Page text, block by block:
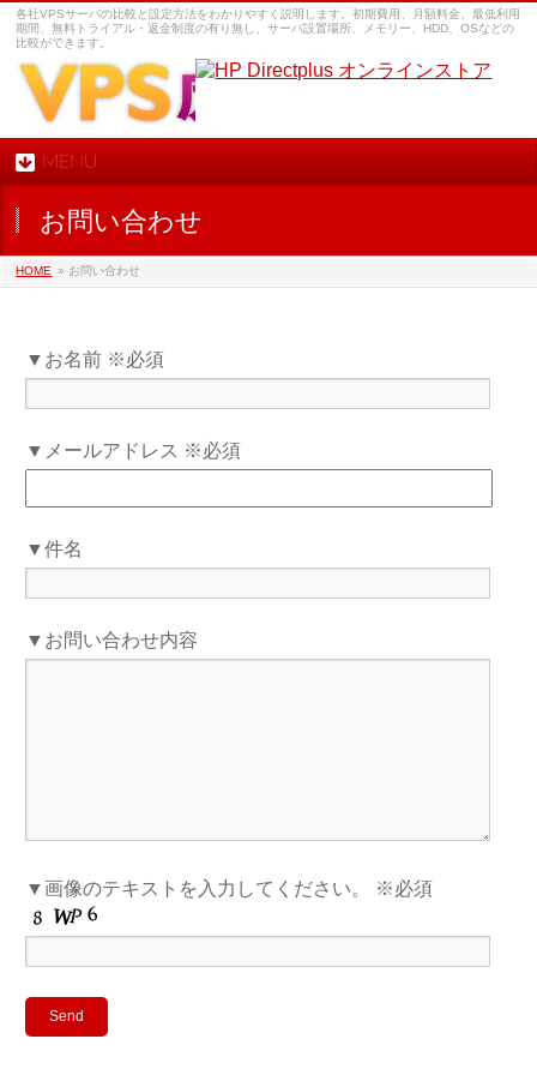
各社VPSサーバの比較と設定方法をわかりやすく説明します。初期費用、月額料金、最低利用
期間、無料トライアル・返金制度の有り無し、サーバ設置場所、メモリー、HDD、OSなどの
比較ができます。
MENU
お問い合わせ
HOME » お問い合わせ
▼お名前 ※必須
▼メールアドレス ※必須
▼件名
▼お問い合わせ内容
▼画像のテキストを入力してください。 ※必須